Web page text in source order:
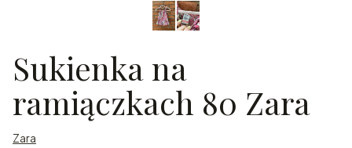
Sukienka na
ramiączkach 80 Zara
Zara